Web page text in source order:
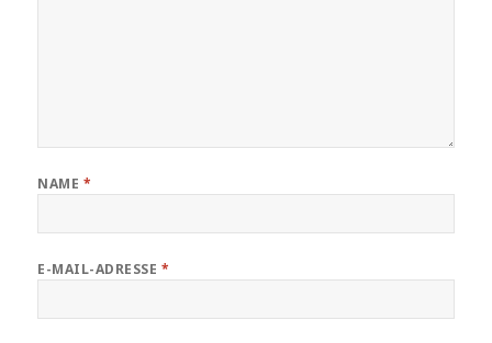
NAME *
E-MAIL-ADRESSE *